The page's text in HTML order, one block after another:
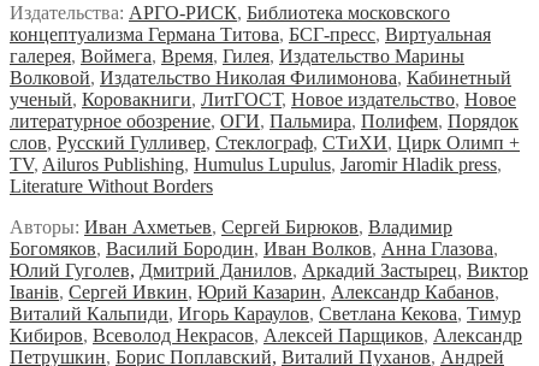
Издательства: АРГО-РИСК, Библиотека московского
концептуализма Германа Титова, БСГ-пресс, Виртуальная
галерея, Воймега, Время, Гилея, Издательство Марины
Волковой, Издательство Николая Филимонова, Кабинетный
ученый, Коровакниги, ЛитГОСТ, Новое издательство, Новое
литературное обозрение, ОГИ, Пальмира, Полифем, Порядок
слов, Русский Гулливер, Стеклограф, СТиХИ, Цирк Олимп +
TV, Ailuros Publishing, Humulus Lupulus, Jaromir Hladik press,
Literature Without Borders
Авторы: Иван Ахметьев, Сергей Бирюков, Владимир
Богомяков, Василий Бородин, Иван Волков, Анна Глазова,
Юлий Гуголев, Дмитрий Данилов, Аркадий Застырец, Виктор
Iванiв, Сергей Ивкин, Юрий Казарин, Александр Кабанов,
Виталий Кальпиди, Игорь Караулов, Светлана Кекова, Тимур
Кибиров, Всеволод Некрасов, Алексей Парщиков, Александр
Петрушкин, Борис Поплавский, Виталий Пуханов, Андрей